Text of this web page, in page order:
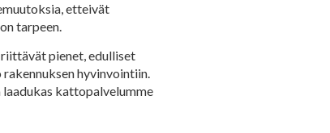
etteivät
tarpeen.
pienet, edulliset
hyvinvointiin.
kattopalvelumme